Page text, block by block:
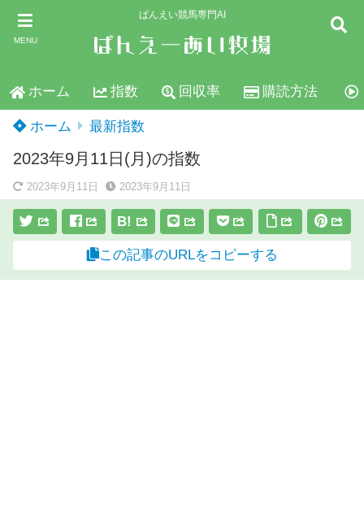
MENU
ばんえい競馬専門AI
ホーム 指数 回収率 購読方法
ホーム 最新指数
2023年9月11日(月)の指数
2023年9月11日 2023年9月11日
B!
この記事のURLをコピーする